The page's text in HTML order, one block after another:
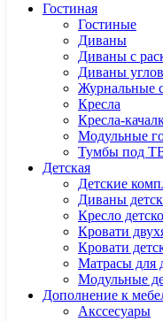
Гостиная
Гостиные
Диваны
Диваны с
Диваны
Журнальные
Кресла
Кресла-
Модульные
Тумбы под
Детская
Детские
Диваны
Кресло
Кровати
Кровати
Матрасы для
Модульные
Дополнение к
Акссесуары